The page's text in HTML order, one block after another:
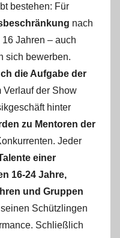
bestehen: Für
nach
Jahren – auch
sich bewerben.
die Aufgabe der
Verlauf der Show
hinter
zu Mentoren der
Jeder
einer
16-24 Jahre,
und Gruppen
Schützlingen
Schließlich